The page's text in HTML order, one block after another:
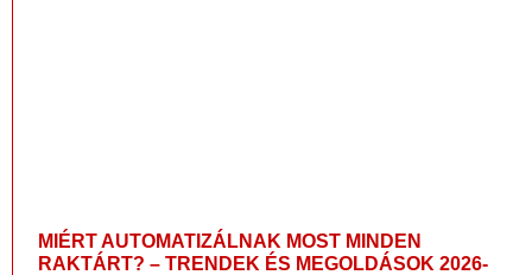
MIÉRT AUTOMATIZÁLNAK MOST MINDEN
RAKTÁRT? – TRENDEK ÉS MEGOLDÁSOK 2026-